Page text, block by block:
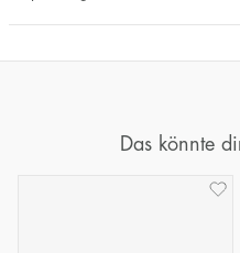
Das könnte